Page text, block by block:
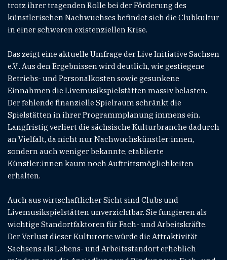
trotz ihrer tragenden Rolle bei der Förderung des
künstlerischen Nachwuchses befindet sich die Clubkultur
in einer schweren existenziellen Krise.
Das zeigt eine aktuelle Umfrage der Live Initiative Sachsen
e.V.. Aus den Ergebnissen wird deutlich, wie gestiegene
Betriebs- und Personalkosten sowie gesunkene
Einnahmen die Livemusikspielstätten massiv belasten.
Der fehlende finanzielle Spielraum schränkt die
Spielstätten in ihrer Programmplanung immens ein.
Langfristig verliert die sächsische Kulturbranche dadurch
an Vielfalt, da nicht nur Nachwuchskünstler:innen,
sondern auch weniger bekannte, etablierte
Künstler:innen kaum noch Auftrittsmöglichkeiten
erhalten.
Auch aus wirtschaftlicher Sicht sind Clubs und
Livemusikspielstätten unverzichtbar. Sie fungieren als
wichtige Standortfaktoren für Fach- und Arbeitskräfte.
Der Verlust dieser Kulturorte würde die Attraktivität
Sachsens als Lebens- und Arbeitsstandort erheblich